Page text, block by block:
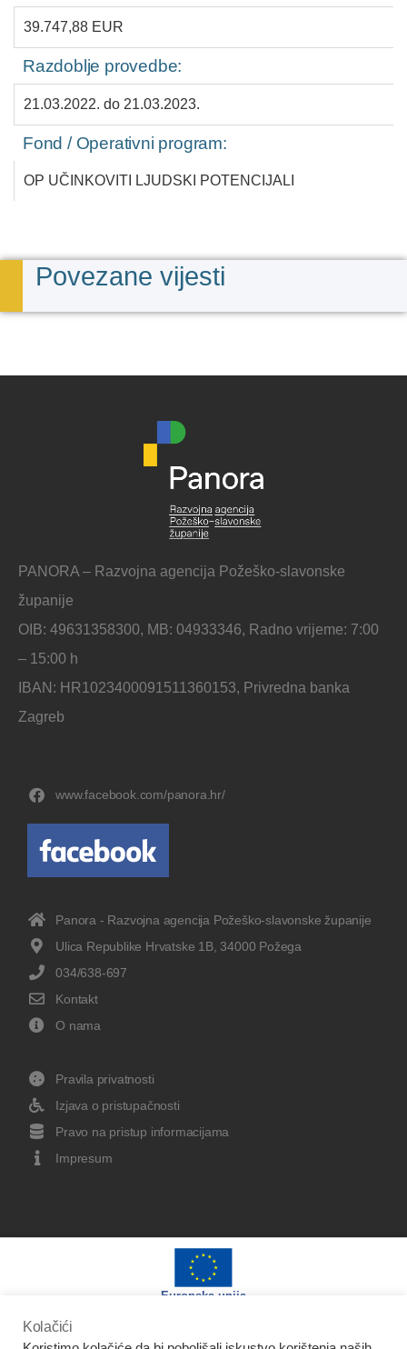
39.747,88 EUR
Razdoblje provedbe:
21.03.2022. do 21.03.2023.
Fond / Operativni program:
OP UČINKOVITI LJUDSKI POTENCIJALI
Povezane vijesti
PANORA – Razvojna agencija Požeško-slavonske
županije
OIB: 49631358300, MB: 04933346, Radno vrijeme: 7:00
– 15:00 h
IBAN: HR1023400091511360153, Privredna banka
Zagreb
www.facebook.com/panora.hr/
Panora - Razvojna agencija Požeško-slavonske županije
Ulica Republike Hrvatske 1B, 34000 Požega
034/638-697
Kontakt
O nama
Pravila privatnosti
Izjava o pristupačnosti
Pravo na pristup informacijama
Impresum
Europska unija
Kolačići